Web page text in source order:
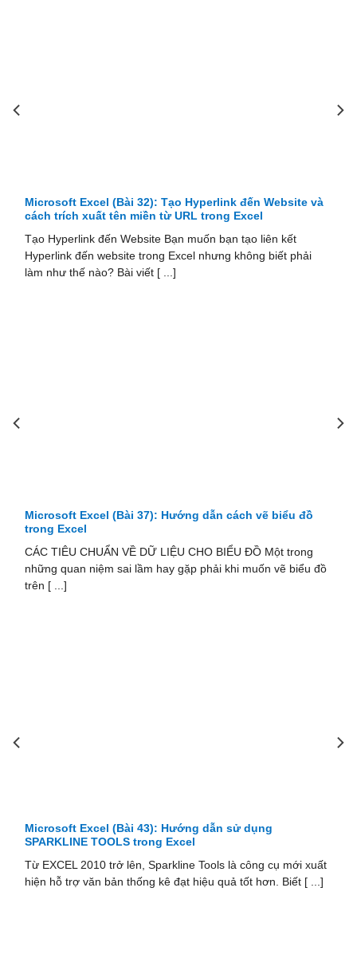
(Bài 32): Tạo Hyperlink đến Website và
tên miền từ URL trong Excel
đến Website Bạn muốn bạn tạo liên kết
website trong Excel nhưng không biết phải
nào? Bài viết [ ...]
Microsoft
Trong bài viết
chữ trong
Microsoft Excel (Bài 37): Hướng dẫn cách vẽ biểu đồ
trong Excel
CÁC TIÊU CHUẨN VỀ DỮ LIỆU CHO BIỂU ĐỒ Một trong
những quan niệm sai lầm hay gặp phải khi muốn vẽ biểu đồ
trên [ ...]
Microsoft Excel (Bài 43): Hướng dẫn sử dụng
SPARKLINE TOOLS trong Excel
Từ EXCEL 2010 trở lên, Sparkline Tools là công cụ mới xuất
hiện hỗ trợ văn bản thống kê đạt hiệu quả tốt hơn. Biết [ ...]